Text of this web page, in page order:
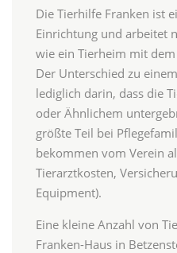
Die Tierhilfe Franken ist
Einrichtung und arbeitet
wie ein Tierheim mit
Der Unterschied zu
lediglich darin, dass die
oder Ähnlichem
größte Teil bei
bekommen vom Verein
Tierarztkosten,
Equipment).
Eine kleine Anzahl von
Franken-Haus in